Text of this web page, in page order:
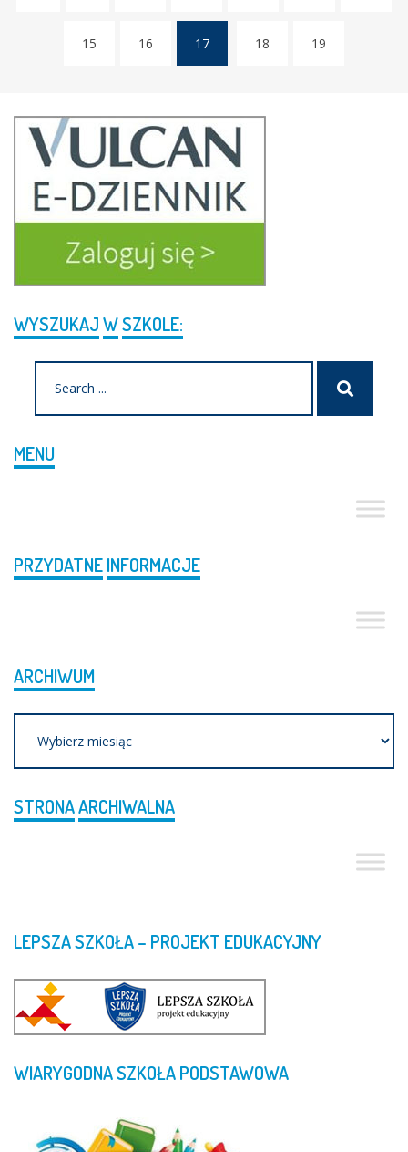
15 16
17
18 19
WYSZUKAJWSZKOLE:
Szukaj
MENU
PRZYDATNEINFORMACJE
ARCHIWUM
STRONAARCHIWALNA
LEPSZASZKOŁA– PROJEKT EDUKACYJNY
WIARYGODNASZKOŁAPODSTAWOWA